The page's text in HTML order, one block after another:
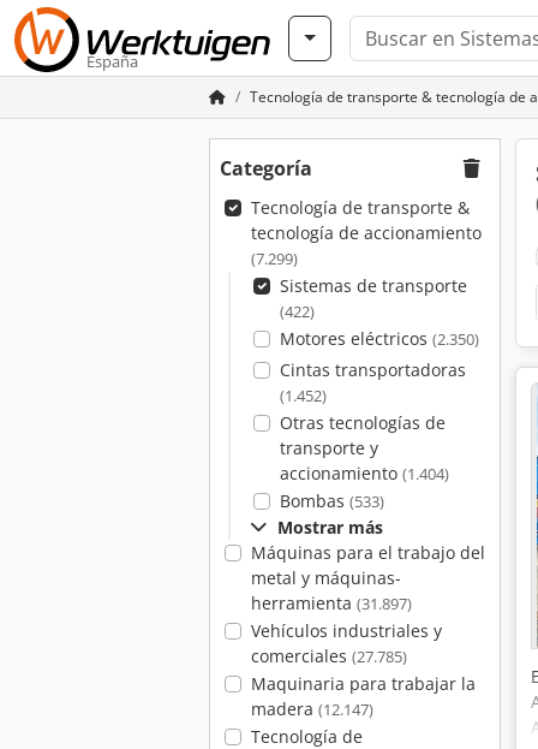
España
Tecnología de transporte & tecnología de
Categoría
Tecnología de transporte &
tecnología de accionamiento
(7.299)
Sistemas de transporte
(422)
Motores eléctricos (2.350)
Cintas transportadoras
(1.452)
Otras tecnologías de
transporte y
accionamiento (1.404)
Bombas (533)
Mostrar más
Máquinas para el trabajo del
metal y máquinas-
herramienta (31.897)
Vehículos industriales y
comerciales (27.785)
Maquinaria para trabajar la
madera (12.147)
Tecnología de